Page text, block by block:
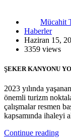
Mücahit
Haberler
Haziran 15,
3359 views
ŞEKER KANYONU
2023 yılında
önemli turizm
çalışmalar resmen
kapsamında ihaleyi
Continue reading